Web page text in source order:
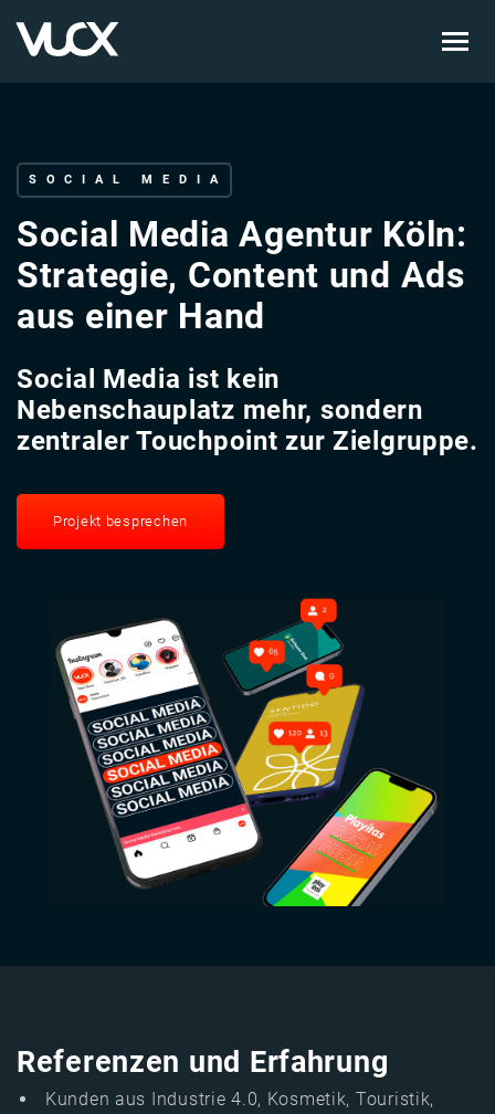
SOCIAL MEDIA
Social Media Agentur Köln:
Strategie, Content und Ads
aus einer Hand
Social Media ist kein
Nebenschauplatz mehr, sondern
zentraler Touchpoint zur Zielgruppe.
Projekt besprechen
Referenzen und Erfahrung
Kunden aus Industrie 4.0, Kosmetik, Touristik,